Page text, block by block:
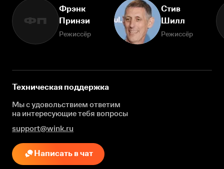
ФП
Фрэнк
Принзи
Режиссёр
Стив
Шилл
Режиссёр
Техническая поддержка
Мы с удовольствием ответим
на интересующиетебя вопросы
support@wink.ru
Написать в чат